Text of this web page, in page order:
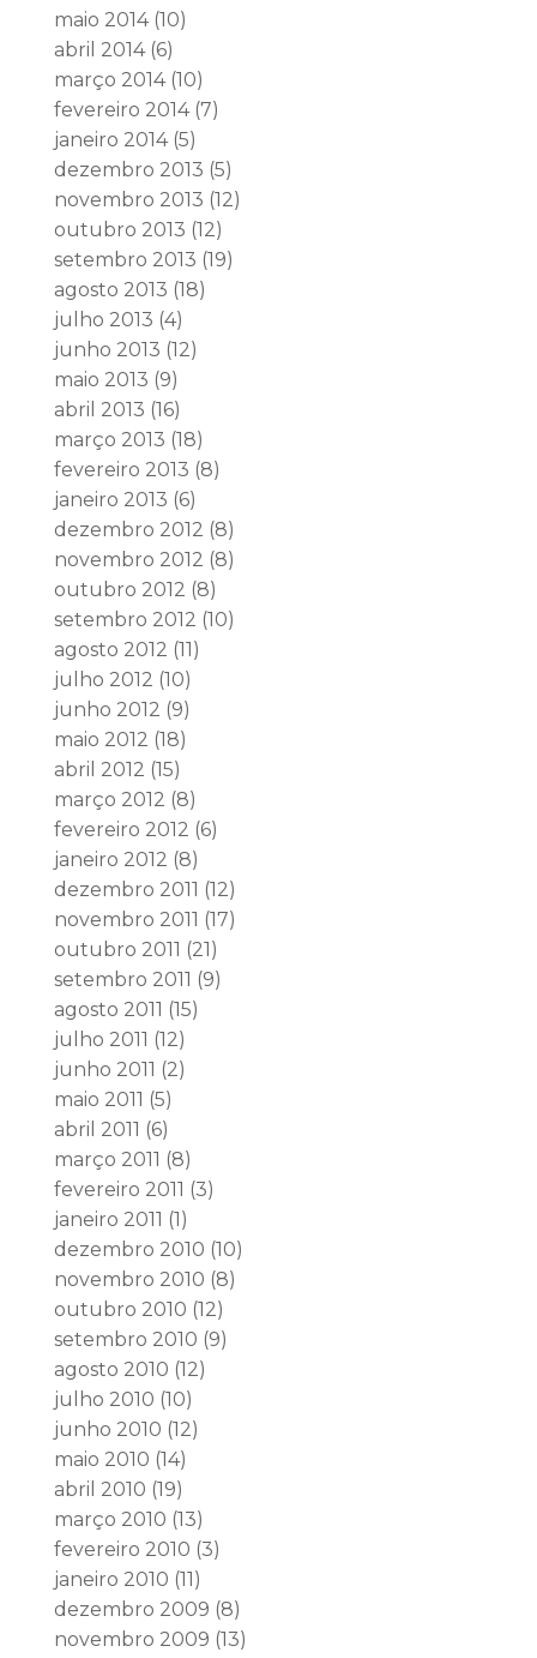
maio 2014(10)
abril 2014(6)
março 2014(10)
fevereiro 2014(7)
janeiro 2014(5)
dezembro 2013 (5)
novembro 2013 (12)
outubro 2013 (12)
setembro 2013 (19)
agosto 2013 (18)
julho 2013 (4)
junho 2013 (12)
maio 2013 (9)
abril 2013 (16)
março 2013 (18)
fevereiro 2013 (8)
janeiro 2013 (6)
dezembro 2012 (8)
novembro 2012 (8)
outubro 2012 (8)
setembro 2012 (10)
agosto 2012 (11)
julho 2012 (10)
junho 2012 (9)
maio 2012 (18)
abril 2012 (15)
março 2012 (8)
fevereiro 2012 (6)
janeiro 2012 (8)
dezembro 2011 (12)
novembro 2011 (17)
outubro 2011 (21)
setembro 2011 (9)
agosto 2011 (15)
julho 2011 (12)
junho 2011 (2)
maio 2011 (5)
abril 2011 (6)
março 2011 (8)
fevereiro 2011 (3)
janeiro 2011 (1)
dezembro 2010 (10)
novembro 2010 (8)
outubro 2010 (12)
setembro 2010 (9)
agosto 2010 (12)
julho 2010 (10)
junho 2010 (12)
maio 2010 (14)
abril 2010 (19)
março 2010 (13)
fevereiro 2010 (3)
janeiro 2010 (11)
dezembro 2009 (8)
novembro 2009 (13)